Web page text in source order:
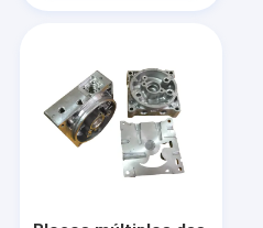
Produtos
Sobre nós
Excursão da fábrica